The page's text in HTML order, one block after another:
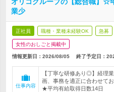
業少
正社員 職種・業種未経験OK 急募
女性のおしごと掲載中
情報更新日：2026/08/05 終了予定日：
仕事内容
【丁寧な研修あり◎】経理
画、事務を適正に合わせて
★平均有給取得日数14日